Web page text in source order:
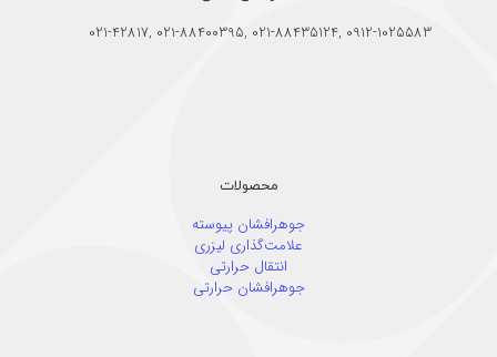
021-42817, 021-88400395, 021-88435124, 0912-1025583
محصولات
جوهرافشان پیوسته
علامت‌گذاری لیزری
انتقال حرارتی
جوهرافشان حرارتی